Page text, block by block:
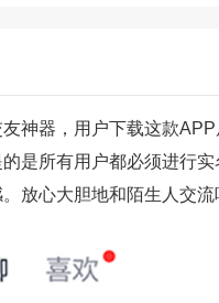
神器，用户下载这款
是所有用户都必须进行
放心大胆地和陌生人交